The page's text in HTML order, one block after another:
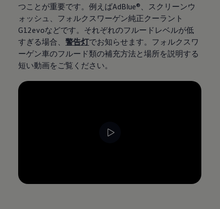
つことが重要です。例えばAdBlue®、スクリーンウ
ォッシュ、フォルクスワーゲン純正クーラント
G12evoなどです。それぞれのフルードレベルが低
すぎる場合、警告灯でお知らせます。フォルクスワ
ーゲン車のフルード類の補充方法と場所を説明する
短い動画をご覧ください。
Remaining time, --:--